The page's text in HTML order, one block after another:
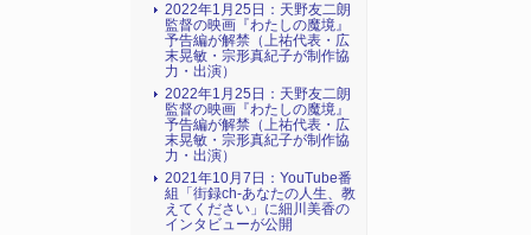
2022年1月25日：天野友二朗
監督の映画『わたしの魔境』
予告編が解禁（上祐代表・広
末晃敏・宗形真紀子が制作協
力・出演）
2022年1月25日：天野友二朗
監督の映画『わたしの魔境』
予告編が解禁（上祐代表・広
末晃敏・宗形真紀子が制作協
力・出演）
2021年10月7日：YouTube番
組「街録ch-あなたの人生、教
えてください」に細川美香の
インタビューが公開